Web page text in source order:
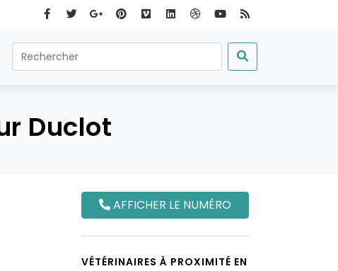
Duclot
AFFICHER LE NUMÉRO
VÉTÉRINAIRES À PROXIMITÉ EN